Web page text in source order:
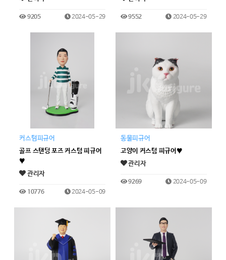
9205 2024-05-29 9552 2024-05-29
커스텀피규어
골프 스탠딩 포즈 커스텀 피규어
♥
관리자
10776 2024-05-09
동물피규어
고양이 커스텀 피규어♥
관리자
9269 2024-05-09